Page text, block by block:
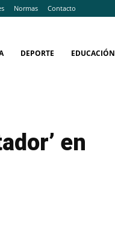
Normas Contacto
DEPORTE EDUCACIÓN
en